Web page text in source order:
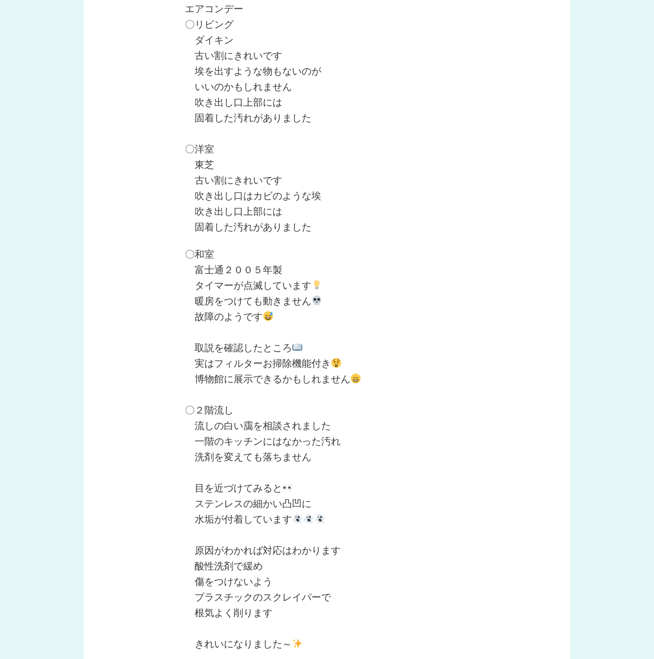
エアコンデー
〇リビング
ダイキン
古い割にきれいです
埃を出すような物もないのが
いいのかもしれません
吹き出し口上部には
固着した汚れがありました
〇洋室
東芝
古い割にきれいです
吹き出し口はカビのような埃
吹き出し口上部には
固着した汚れがありました
〇和室
富士通２００５年製
タイマーが点滅しています
暖房をつけても動きません
故障のようです
取説を確認したところ
実はフィルターお掃除機能付き
博物館に展示できるかもしれません
〇２階流し
流しの白い靄を相談されました
一階のキッチンにはなかった汚れ
洗剤を変えても落ちません
目を近づけてみると
ステンレスの細かい凸凹に
水垢が付着しています
原因がわかれば対応はわかります
酸性洗剤で緩め
傷をつけないよう
プラスチックのスクレイパーで
根気よく削ります
きれいになりました～